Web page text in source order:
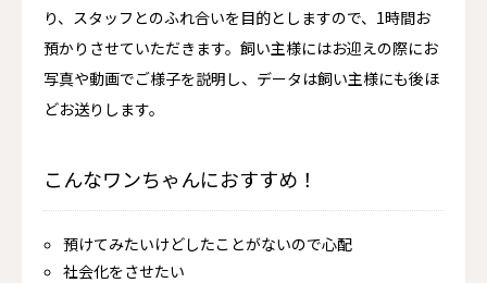
り、スタッフとのふれ合いを目的としますので、1時間お
預かりさせていただきます。飼い主様にはお迎えの際にお
写真や動画でご様子を説明し、データは飼い主様にも後ほ
どお送りします。
こんなワンちゃんにおすすめ！
預けてみたいけどしたことがないので心配
社会化をさせたい